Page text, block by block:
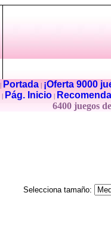
Portada|
¡Oferta 9000
Pág. Inicio
6400 juegos
Selecciona tamaño: